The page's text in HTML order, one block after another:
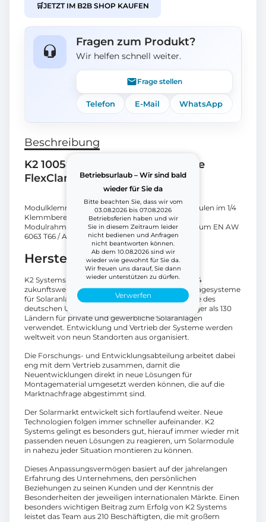
Betriebsurlaub – Wir sind bald
wieder für Sie da
Bitte beachten Sie, dass wir vom
03.08.2026 bis 07.08.2026
Betriebsferien haben und wir
Sie in diesem Zeitraum leider
nicht bedienen und Anfragen
nicht beantworten können.
Ab dem 10.08.2026 sind wir
wieder wie gewohnt für Sie da.
Wir freuen uns darauf, Sie dann
wieder unterstützen zu dürfen.
Verwerfen
🛒JETZT IM B2B SHOP KAUFEN
Fragen zum Produkt?
Wir helfen schnell weiter.
Frage stellen
Telefon E-Mail WhatsApp
Beschreibung
K2 1005873 Modulklemme Dome
FlexClamp
Modulklemme zur Montage von gerahmten Modulen im 1/4
Klemmbereich beim K2 Dome Classic System.
Modulrahmenhöhe: 34- 50 mm Material: Aluminium EN AW
6063 T66 / A2
Herstellerinformationen
K2 Systems ist ein globaler Anbieter, der seit 2004
zukunftsweisende und äußerst funktionale Montagesysteme
für Solaranlagen entwickelt. Die Montagesysteme des
deutschen Unternehmens werden in nicht weniger als 130
Ländern für private und gewerbliche Solaranlagen
verwendet. Entwicklung und Vertrieb der Systeme werden
weltweit von neun Standorten aus organisiert.
Die Forschungs- und Entwicklungsabteilung arbeitet dabei
eng mit dem Vertrieb zusammen, damit die
Neuentwicklungen direkt in neue Lösungen für
Montagematerial umgesetzt werden können, die auf die
Marktnachfrage abgestimmt sind.
Der Solarmarkt entwickelt sich fortlaufend weiter. Neue
Technologien folgen immer schneller aufeinander. K2
Systems gelingt es besonders gut, hierauf immer wieder mit
passenden neuen Lösungen zu reagieren, um Solarmodule
in nahezu jeder Situation montieren zu können.
Dieses Anpassungsvermögen basiert auf der jahrelangen
Erfahrung des Unternehmens, den persönlichen
Beziehungen zu seinen Kunden und der Kenntnis der
Besonderheiten der jeweiligen internationalen Märkte. Einen
besonders wichtigen Beitrag zum Erfolg von K2 Systems
leistet das Team aus 210 Beschäftigten, die mit großem